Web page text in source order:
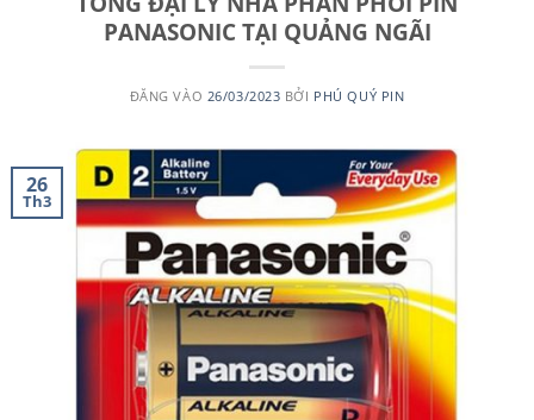
PANASONIC TẠI QUẢNG NGÃI
ĐĂNG VÀO 26/03/2023 BỞI PHÚ QUÝ PIN
26
Th3